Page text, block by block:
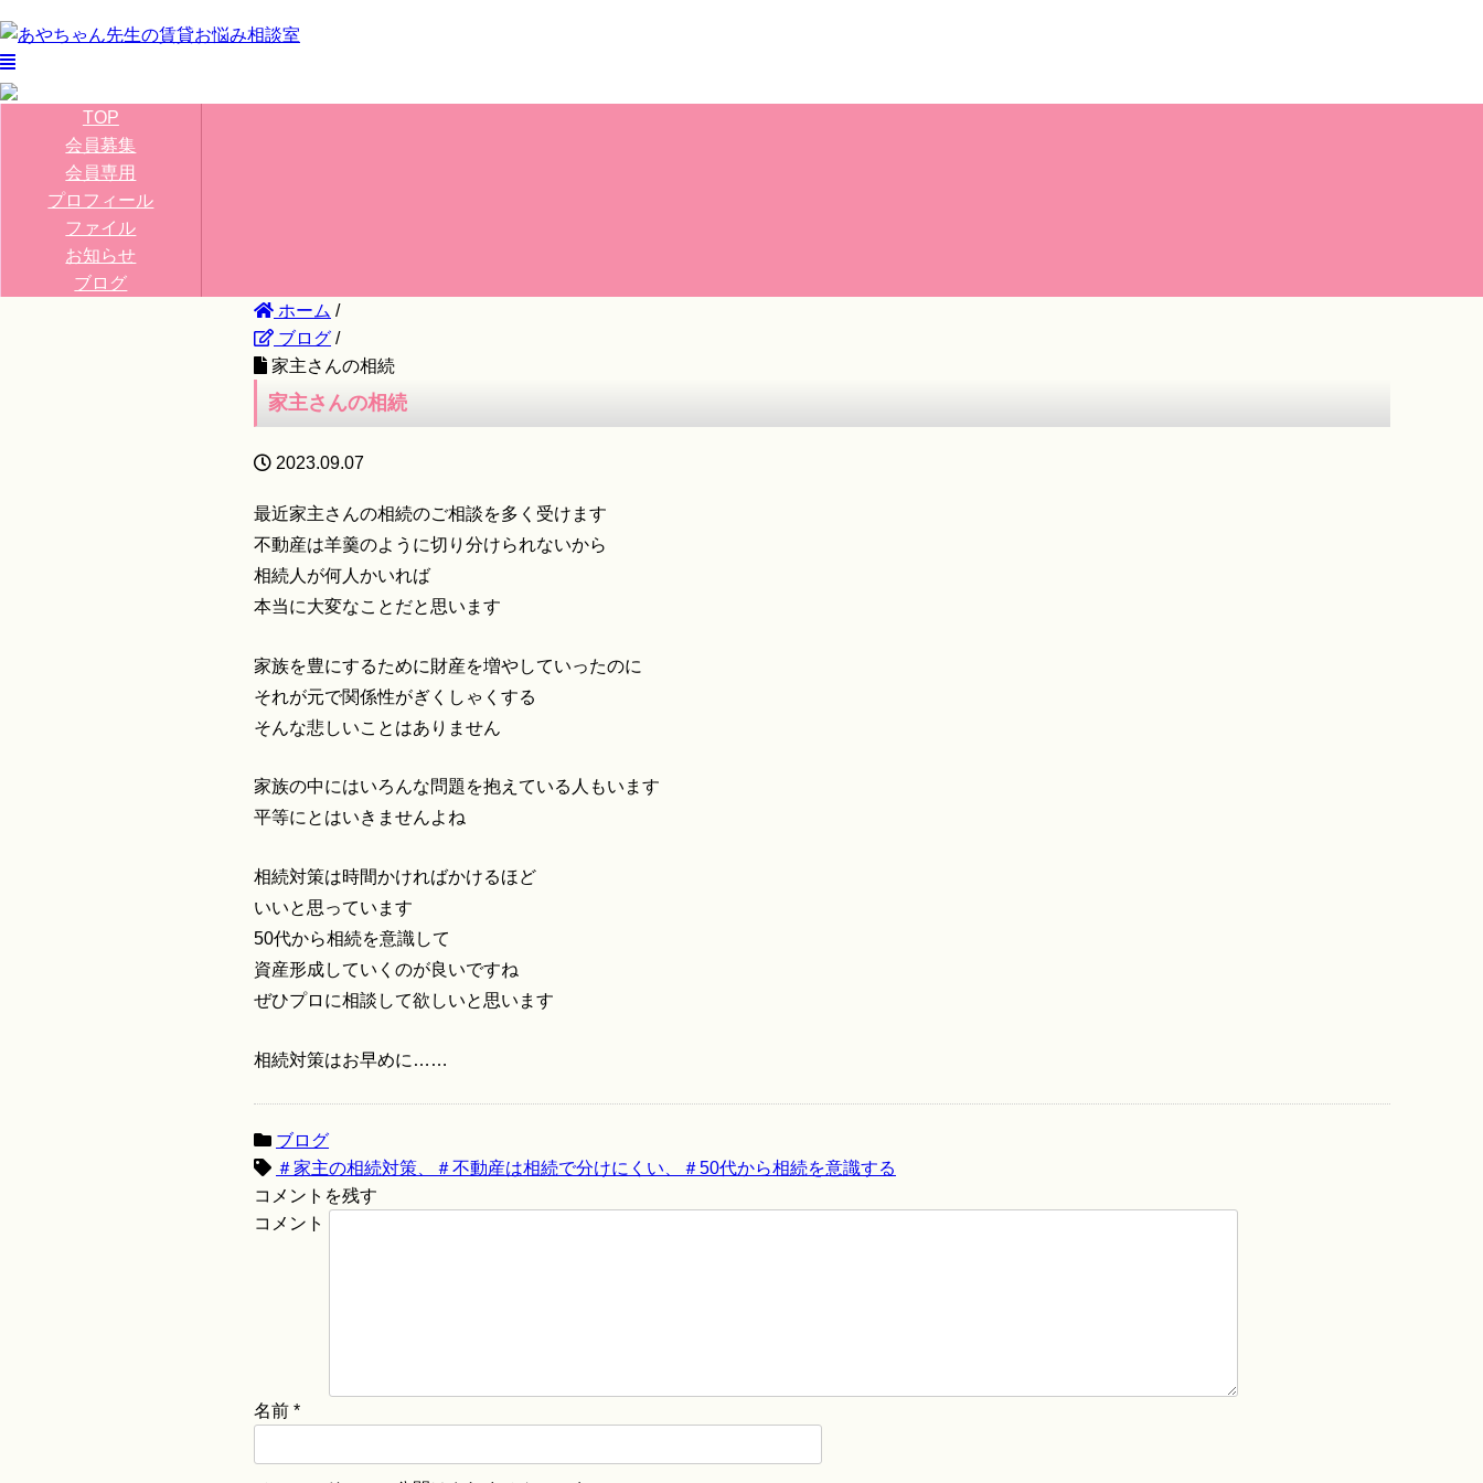
TOP
会員募集
会員専用
プロフィール
ファイル
お知らせ
ブログ
ホーム /
ブログ /
家主さんの相続
家主さんの相続
2023.09.07
最近家主さんの相続のご相談を多く受けます
不動産は羊羹のように切り分けられないから
相続人が何人かいれば
本当に大変なことだと思います
家族を豊にするために財産を増やしていったのに
それが元で関係性がぎくしゃくする
そんな悲しいことはありません
家族の中にはいろんな問題を抱えている人もいます
平等にとはいきませんよね
相続対策は時間かければかけるほど
いいと思っています
50代から相続を意識して
資産形成していくのが良いですね
ぜひプロに相談して欲しいと思います
相続対策はお早めに……
ブログ
＃家主の相続対策、＃不動産は相続で分けにくい、＃50代から相続を意識する
コメントを残す
コメント
名前 *